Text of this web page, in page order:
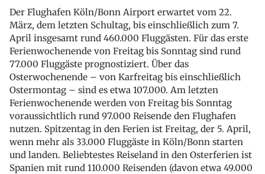
Der Flughafen Köln/Bonn Airport erwartet vom 22.
März, dem letzten Schultag, bis einschließlich zum 7.
April insgesamt rund 460.000 Fluggästen. Für das erste
Ferienwochenende von Freitag bis Sonntag sind rund
77.000 Fluggäste prognostiziert. Über das
Osterwochenende – von Karfreitag bis einschließlich
Ostermontag – sind es etwa 107.000. Am letzten
Ferienwochenende werden von Freitag bis Sonntag
voraussichtlich rund 97.000 Reisende den Flughafen
nutzen. Spitzentag in den Ferien ist Freitag, der 5. April,
wenn mehr als 33.000 Fluggäste in Köln/Bonn starten
und landen. Beliebtestes Reiseland in den Osterferien ist
Spanien mit rund 110.000 Reisenden (davon etwa 49.000